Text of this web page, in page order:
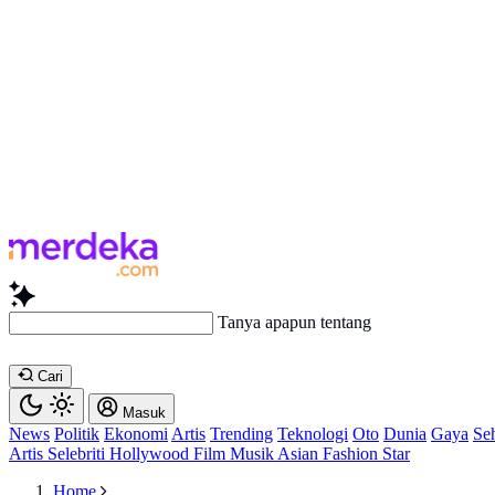
Tanya ap
Cari
Masuk
News Politik Ekonomi Artis Trending Teknologi Oto Dunia Gaya
Artis Selebriti Hollywood Film Musik Asian Fashion Star
Home